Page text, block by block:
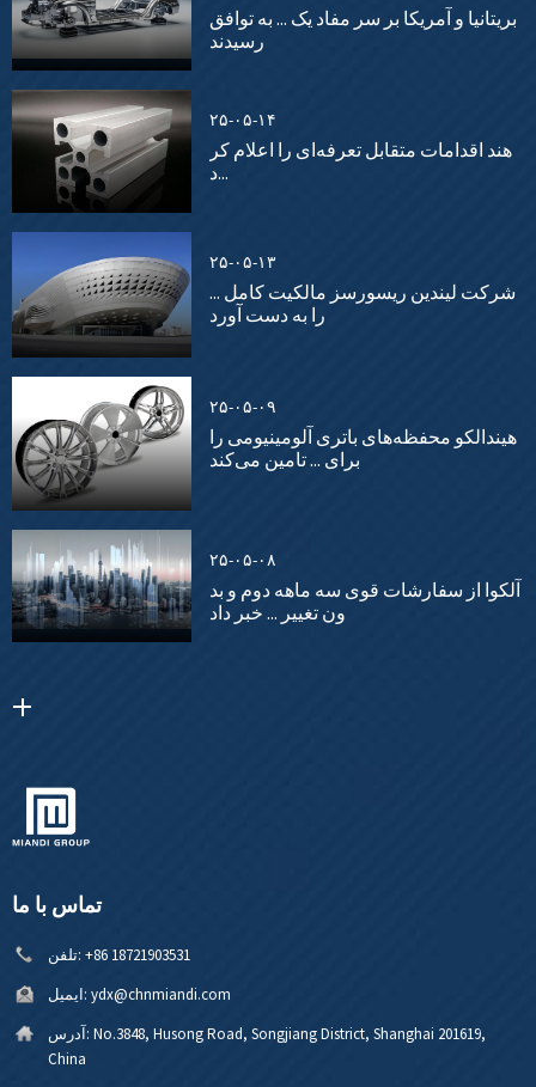
بریتانیا و آمریکا بر سر مفاد یک ... به توافق
رسیدند
۲۵-۰۵-۱۴
هند اقدامات متقابل تعرفه‌ای را اعلام کر
د...
۲۵-۰۵-۱۳
شرکت لیندین ریسورسز مالکیت کامل ...
را به دست آورد
۲۵-۰۵-۰۹
هیندالکو محفظه‌های باتری آلومینیومی را
برای ... تامین می‌کند
۲۵-۰۵-۰۸
آلکوا از سفارشات قوی سه ماهه دوم و بد
ون تغییر ... خبر داد
تماس با ما
تلفن: ‎+86 18721903531‎
ایمیل: ydx@chnmiandi.com
آدرس: No.3848, Husong Road, Songjiang District, Shanghai 201619,
China